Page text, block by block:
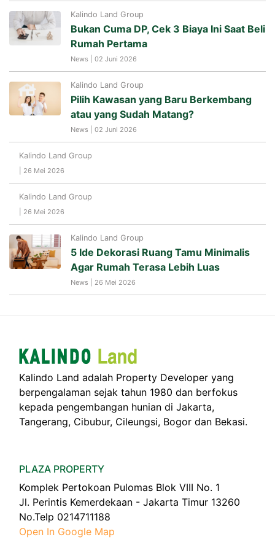
Kalindo Land Group
Bukan Cuma DP, Cek 3 Biaya Ini Saat Beli
Rumah Pertama
News | 02 Juni 2026
Kalindo Land Group
Pilih Kawasan yang Baru Berkembang
atau yang Sudah Matang?
News | 02 Juni 2026
Kalindo Land Group
| 26 Mei 2026
Kalindo Land Group
| 26 Mei 2026
Kalindo Land Group
5 Ide Dekorasi Ruang Tamu Minimalis
Agar Rumah Terasa Lebih Luas
News | 26 Mei 2026
Kalindo Land adalah Property Developer yang
berpengalaman sejak tahun 1980 dan berfokus
kepada pengembangan hunian di Jakarta,
Tangerang, Cibubur, Cileungsi, Bogor dan Bekasi.
PLAZA PROPERTY
Komplek Pertokoan Pulomas Blok VIII No. 1
Jl. Perintis Kemerdekaan - Jakarta Timur 13260
No.Telp 0214711188
Open In Google Map